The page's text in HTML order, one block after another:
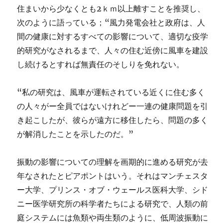
住まいから少なくとも2ｋｍ以上離すことを推奨し、
次のように語っている；“風力発電会社と政府は、人
間の健康に対するすべての影響について、適切な疫学
的研究がなされるまで、人々の住む近傍に風車を建設
し続けるとすれば無責任のそしりを免れない。
“私の研究は、風車が運転されている近くに住む多く
の人々がー全員ではないけれどー一連の健康問題を引
き起こしたが、彼らが遠方に移住したら、問題の多く
が解消したことを示したのだ。”
振動の影響についての理解を画期的に進める研究が去
年なされたとピアポントはいう。それはマンチェスタ
ー大学、プリンス・オブ・ウェールス医科大学、シド
ニー医学研究所の科学者たちによる研究で、人類の前
庭システムには魚類や両生類のように、低周波振動に